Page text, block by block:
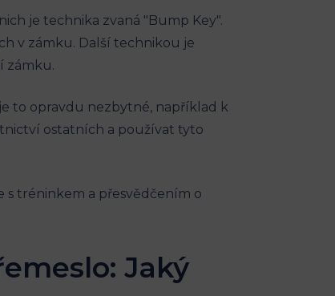
je technika zvaná "Bump Key".
v zámku. Další technikou je
zámku.
to opravdu nezbytné, například k
ostatních a používat tyto
tréninkem a přesvědčením o
Jaký